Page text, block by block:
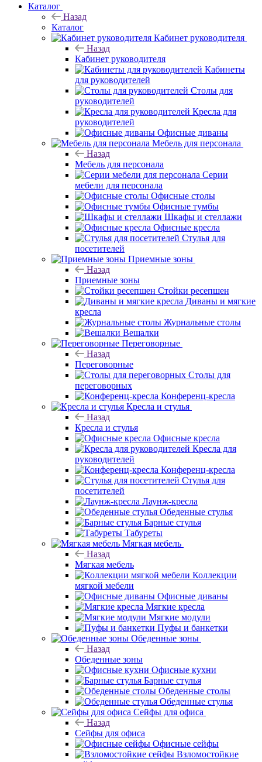
Каталог
Назад
Каталог
Кабинет руководителя
Назад
Кабинет руководителя
Кабинеты
для руководителей
Столы для
руководителей
Кресла для
руководителей
Офисные диваны
Мебель для персонала
Назад
Мебель для персонала
Серии
мебели для персонала
Офисные столы
Офисные тумбы
Шкафы и стеллажи
Офисные кресла
Стулья для
посетителей
Приемные зоны
Назад
Приемные зоны
Стойки ресепшен
Диваны и мягкие
кресла
Журнальные столы
Вешалки
Переговорные
Назад
Переговорные
Столы для
переговорных
Конференц-кресла
Кресла и стулья
Назад
Кресла и стулья
Офисные кресла
Кресла для
руководителей
Конференц-кресла
Стулья для
посетителей
Лаунж-кресла
Обеденные стулья
Барные стулья
Табуреты
Мягкая мебель
Назад
Мягкая мебель
Коллекции
мягкой мебели
Офисные диваны
Мягкие кресла
Мягкие модули
Пуфы и банкетки
Обеденные зоны
Назад
Обеденные зоны
Офисные кухни
Барные стулья
Обеденные столы
Обеденные стулья
Сейфы для офиса
Назад
Сейфы для офиса
Офисные сейфы
Взломостойкие